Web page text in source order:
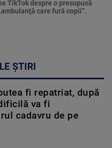
TikTok despre o presupusă
„ambulanţă care fură copii”.
ȘTIRI
fi repatriat, după
va fi
cadavru de pe